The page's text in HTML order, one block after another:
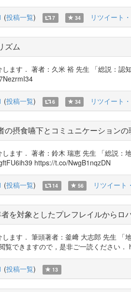
(投稿一覧) 7 34 リツイート
ズム
ます． 著者：久米 裕 先生 「総説：
(投稿一覧) 6 34 リツイート
の摂食嚥下とコミュニケーションの
ます． 著者：鈴木 瑞恵 先生 「総説
https://t.co/NwgB1nqzDN
(投稿一覧) 14 56 リツイート
を対象としたプレフレイルから
ます． 筆頭著者：釜﨑 大志郎 先生
覧できますので，是非ご一読ください
(投稿一覧) 13